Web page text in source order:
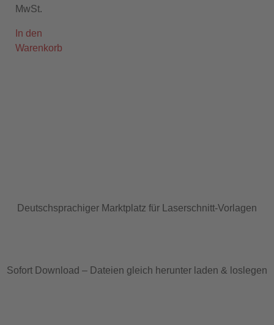
MwSt.
In den
Warenkorb
Deutschsprachiger Marktplatz für Laserschnitt-Vorlagen
Sofort Download – Dateien gleich herunter laden & loslegen